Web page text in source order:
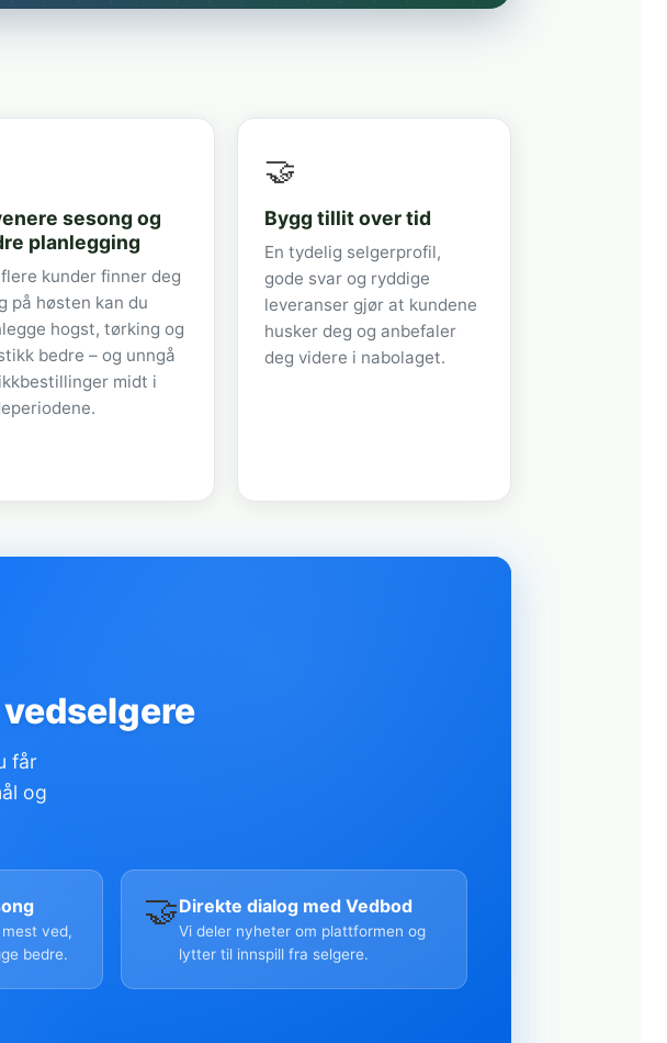
sesong og
planlegging
kunder finner deg
på høsten kan du
hogst, tørking og
bedre – og unngå
midt i
🤝
Bygg tillit over tid
En tydelig selgerprofil,
gode svar og ryddige
leveranser gjør at kundene
husker deg og anbefaler
deg videre i nabolaget.
får
og
ved,
bedre.
🤝Direkte dialog med Vedbod
Vi deler nyheter om plattformen og
lytter til innspill fra selgere.